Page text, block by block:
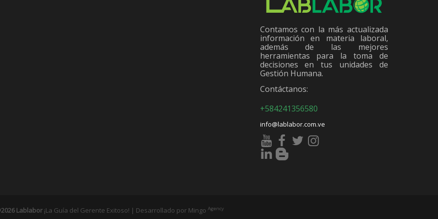
Contamos con la más actualizada
información en materia laboral,
además de las mejores
herramientas para la toma de
decisiones en tus unidades de
Gestión Humana.
Contáctanos:
+584241356580
info@lablabor.com.ve
Lablabor ¡La Guía del Gerente Exitoso! | Desarrollado por Mingo Agency